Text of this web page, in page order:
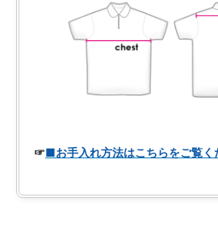
☞■お手入れ方法はこちらをご覧く